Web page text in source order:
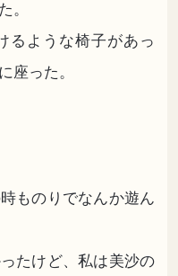
。
るような椅子があっ
座った。
ものりでなんか遊ん
たけど、私は美沙の